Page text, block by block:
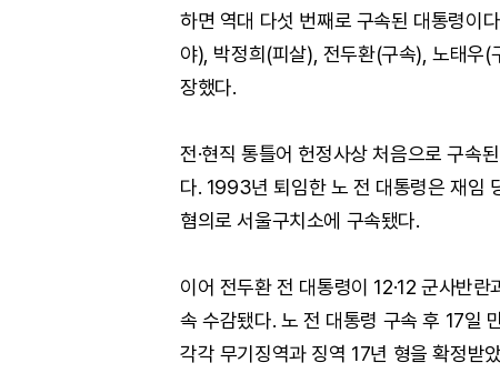
하면 역대 다섯 번째로 구속된 대통령이
야), 박정희(피살), 전두환(구속), 노태우
장했다.
전·현직 통틀어 헌정사상 처음으로 구속
다. 1993년 퇴임한 노 전 대통령은 재임
혐의로 서울구치소에 구속됐다.
이어 전두환 전 대통령이 12·12 군사반
속 수감됐다. 노 전 대통령 구속 후 17일
각각 무기징역과 징역 17년 형을 확정받